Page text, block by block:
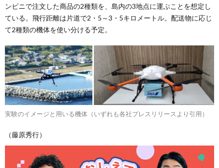
ンビニで注文した商品の2種類を、島内の3地点に運ぶことを想定し
ている。飛行距離は片道で2・5～3・5キロメートル。配送物に応じ
て2種類の機体を使い分ける予定。
実験のイメージと用いる機体（いずれも各社プレスリリースより引用）
（藤原秀行）